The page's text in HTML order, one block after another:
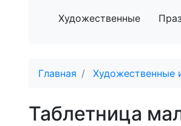
Художественные
Главная Художественные
Таблетница